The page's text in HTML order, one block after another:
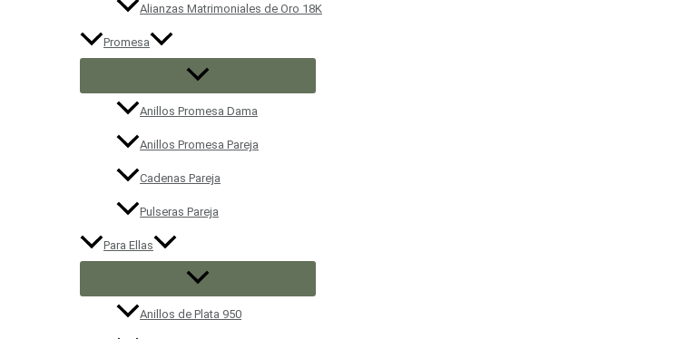
Alianzas Matrimoniales de Oro 18K
Promesa
Anillos Promesa Dama
Anillos Promesa Pareja
Cadenas Pareja
Pulseras Pareja
Para Ellas
Anillos de Plata 950